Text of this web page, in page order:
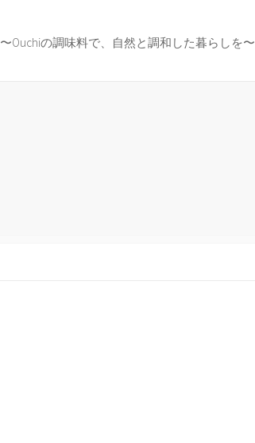
〜Ouchiの調味料で、自然と調和した暮らしを〜